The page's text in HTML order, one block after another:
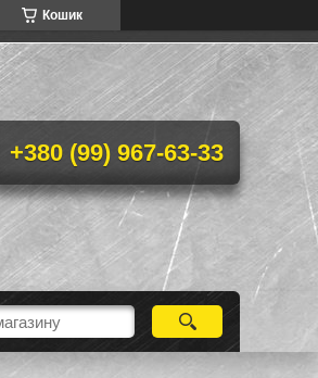
Кошик
+380 (99) 967-63-33